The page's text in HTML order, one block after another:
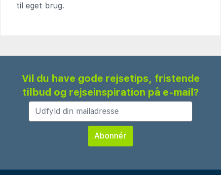
til eget brug.
Vil du have gode rejsetips, fristende
tilbud og rejseinspiration på e-mail?